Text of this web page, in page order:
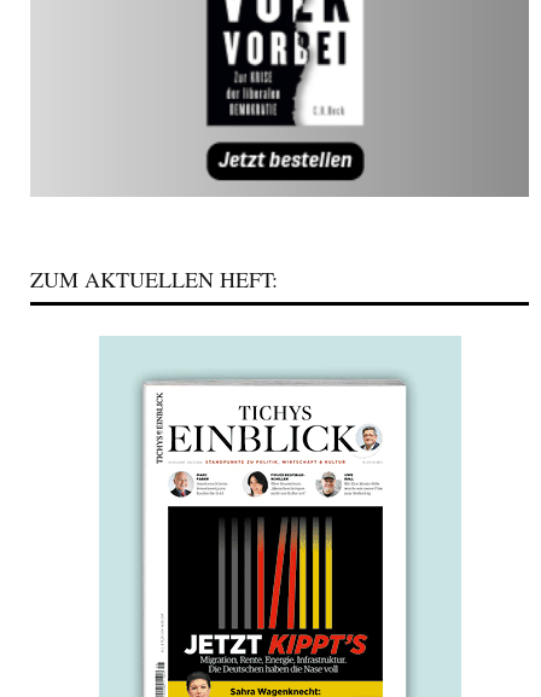
ZUM AKTUELLEN HEFT: